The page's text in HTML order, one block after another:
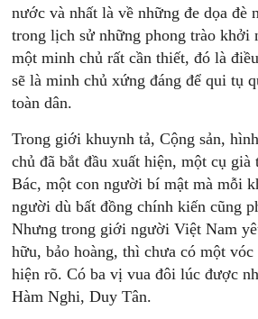
nước và nhất là về những đe dọa đè
trong lịch sử những phong trào khởi
một minh chủ rất cần thiết, đó là
sẽ là minh chủ xứng đáng để qui tụ
toàn dân.
Trong giới khuynh tả, Cộng sản,
chủ đã bắt đầu xuất hiện, một cụ
Bác, một con người bí mật mà mỗi
người dù bất đồng chính kiến cũng
Nhưng trong giới người Việt Nam
hữu, bảo hoàng, thì chưa có một
hiện rõ. Có ba vị vua đôi lúc được
Hàm Nghi, Duy Tân.